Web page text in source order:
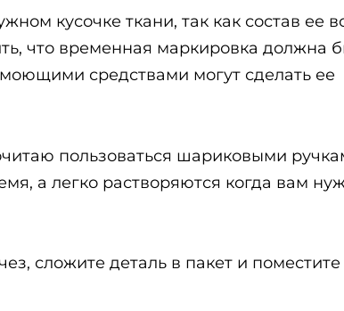
кусочке ткани, так как состав ее
что временная маркировка должна
средствами могут сделать ее
пользоваться шариковыми
а легко растворяются когда вам
сложите деталь в пакет и поместите